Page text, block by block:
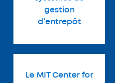
gestion
d’entrepôt
Le MIT Center for